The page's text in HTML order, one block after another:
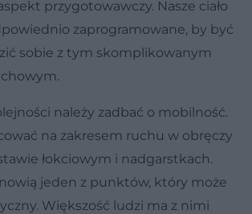
przygotowawczy. Nasze ciało
zaprogramowane, by być
sobie z tym skomplikowanym
należy zadbać o mobilność.
na zakresem ruchu w obręczy
łokciowym i nadgarstkach.
jeden z punktów, który może
Większość ludzi ma z nimi